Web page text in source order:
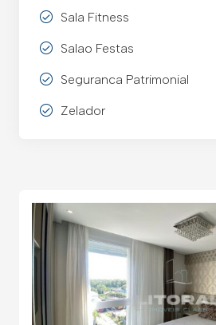
Sala Fitness
Salao Festas
Seguranca Patrimonial
Zelador